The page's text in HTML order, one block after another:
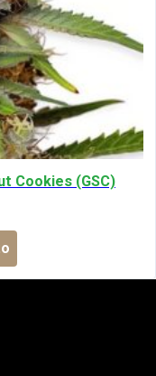
Cookies (GSC)